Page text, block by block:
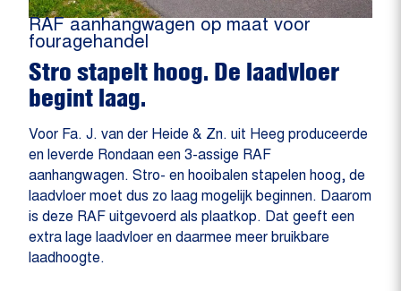
RAF aanhangwagen op maat voor
fouragehandel
Stro stapelt hoog. De laadvloer
begint laag.
Voor Fa. J. van der Heide & Zn. uit Heeg produceerde
en leverde Rondaan een 3-assige RAF
aanhangwagen. Stro- en hooibalen stapelen hoog, de
laadvloer moet dus zo laag mogelijk beginnen. Daarom
is deze RAF uitgevoerd als plaatkop. Dat geeft een
extra lage laadvloer en daarmee meer bruikbare
laadhoogte.